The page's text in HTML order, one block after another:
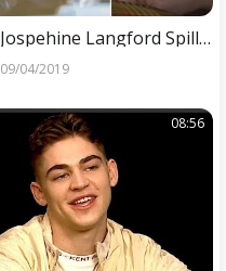
After: Hero Fiennes-Tiffin and Jospehine Langford Spill on Their Undeniable Chemistry
09/04/2019
08:56